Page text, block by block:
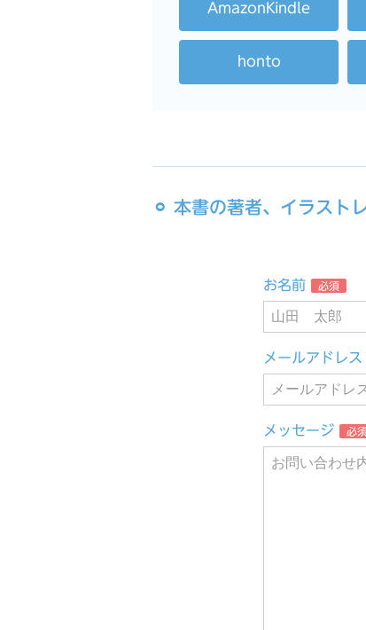
AmazonKindle
honto
⚪︎ 本書の著者、イラスト
お名前 必須
メールアドレス
メッセージ 必